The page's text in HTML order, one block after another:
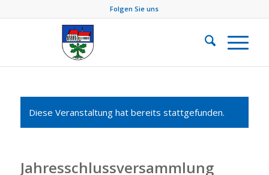
Folgen Sie uns
Diese Veranstaltung hat bereits stattgefunden.
Jahresschlussversammlung